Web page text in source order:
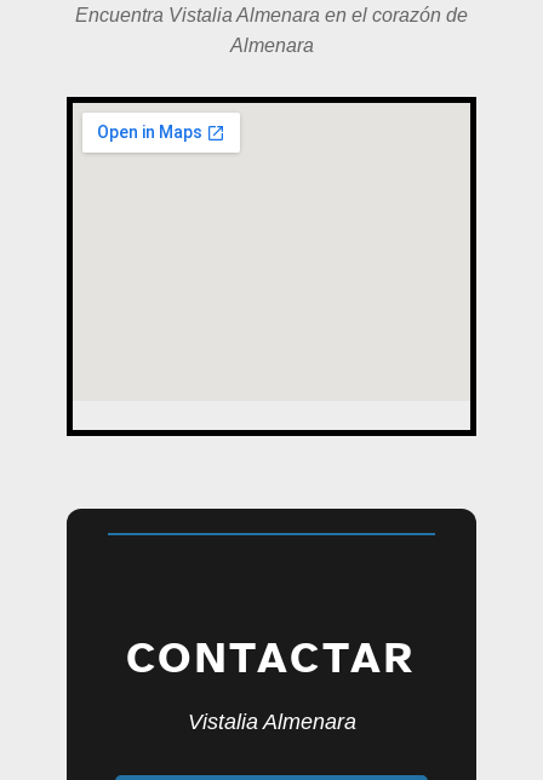
Encuentra Vistalia Almenara en el corazón de
Almenara
CONTACTAR
Vistalia Almenara